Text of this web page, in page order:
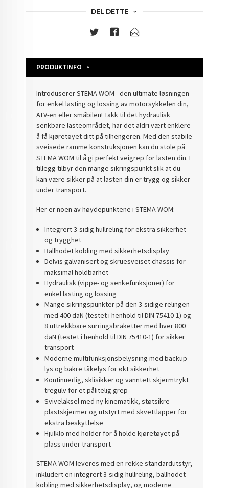
DEL DETTE
PRODUKTINFO
Introduserer STEMA WOM - den ultimate løsningen
for enkel lasting og lossing av motorsykkelen din,
ATV-en eller småbilen! Takk til det hydraulisk
senkbare lasteområdet, har det aldri vært enklere
å få kjøretøyet ditt på tilhengeren. Med den stabile
sveisede ramme konstruksjonen kan du stole på
STEMA WOM til å gi perfekt veigrep for lasten din. I
tillegg tilbyr den mange sikringspunkt slik at du
kan være sikker på at lasten din er trygg og sikker
under transport.
Her er noen av høydepunktene i STEMA WOM:
Integrert 3-sidig hullreling for ekstra sikkerhet
og trygghet
Ballhodet kobling med sikkerhetsdisplay
Delvis galvanisert og skruesveiset chassis for
maksimal holdbarhet
Hydraulisk (vippe- og senkefunksjoner) for
enkel lasting og lossing
Mange sikringspunkter på den 3-sidige relingen
med 400 daN (testet i henhold til DIN 75410-1) og
8 uttrekkbare surringsbraketter med hver 800
daN (testet i henhold til DIN 75410-1) for sikker
transport
Moderne multifunksjonsbelysning med backup-
lys og bakre tåkelys for økt sikkerhet
Kontinuerlig, sklisikker og vanntett skjermtrykt
tregulv for et pålitelig grep
Svivelaksel med ny kinematikk, støtsikre
plastskjermer og utstyrt med skvettlapper for
ekstra beskyttelse
Hjulklo med holder for å holde kjøretøyet på
plass under transport
STEMA WOM leveres med en rekke standardutstyr,
inkludert en integrert 3-sidig hullreling, ballhodet
kobling med sikkerhetsdisplay, og moderne